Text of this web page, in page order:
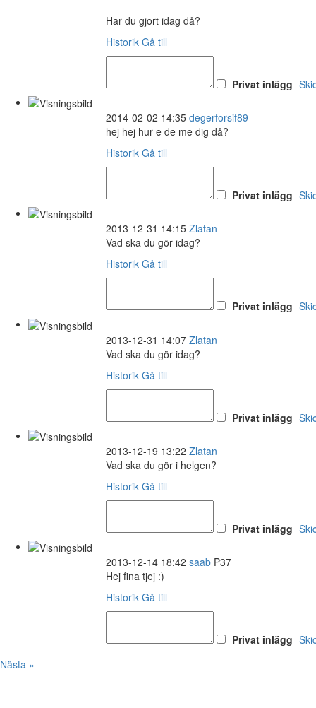
Har du gjort idag då?
Historik Gå till
Privat inlägg
2014-02-02 14:35 degerforsif89
hej hej hur e de me dig då?
Historik Gå till
Privat inlägg
2013-12-31 14:15 Zlatan
Vad ska du gör idag?
Historik Gå till
Privat inlägg
2013-12-31 14:07 Zlatan
Vad ska du gör idag?
Historik Gå till
Privat inlägg
2013-12-19 13:22 Zlatan
Vad ska du gör i helgen?
Historik Gå till
Privat inlägg
2013-12-14 18:42 saab P37
Hej fina tjej :)
Historik Gå till
Privat inlägg
Nästa »